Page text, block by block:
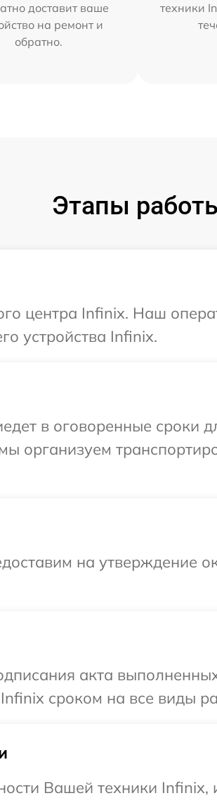
доставит ваше
на ремонт и
обратно.
техники
Этапы
центра Infinix. Наш
устройства Infinix.
в оговоренные сроки
организуем
на утверждение
акта
сроком на все виды
Вашей техники